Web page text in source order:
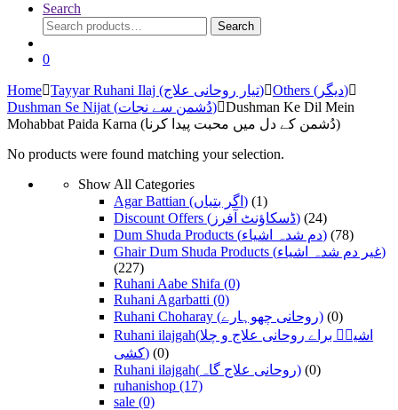
Search
Search
for:
Search
0
Home Tayyar Ruhani Ilaj (تیار روحانی علاج)
Others (دیگر)
Dushman Se Nijat (دُشمن سے نجات) Dushman Ke Dil Mein
Mohabbat Paida Karna (دُشمن کے دل میں محبت پیدا کرنا)
No products were found matching your selection.
Show All Categories
Agar Battian (اگر بتیاں)
(1)
Discount Offers (ڈسکاؤنٹ آفرز)
(24)
Dum Shuda Products (دم شدہ اشیاء)
(78)
Ghair Dum Shuda Products (غیر دم شدہ اشیاء)
(227)
Ruhani Aabe Shifa (0)
Ruhani Agarbatti (0)
Ruhani Choharay (روحانی چھوہارے)
(0)
Ruhani ilajgah(اشیاؑ براے روحانی علاج و چلا
کشی)
(0)
Ruhani ilajgah(روحانی علاج گاہ)
(0)
ruhanishop (17)
sale (0)